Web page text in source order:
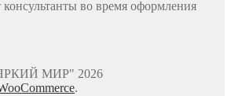
во время оформления
МИР" 2026
.